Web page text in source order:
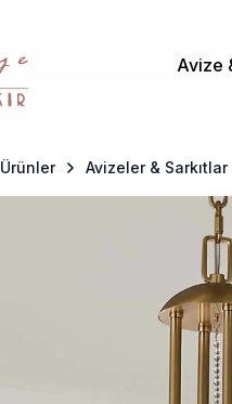
Avize
Ürünler Avizeler & Sarkıtlar